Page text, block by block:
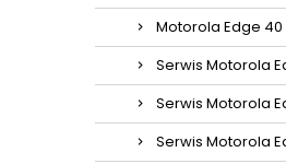
Motorola Edge 40
Serwis Motorola
Serwis Motorola
Serwis Motorola